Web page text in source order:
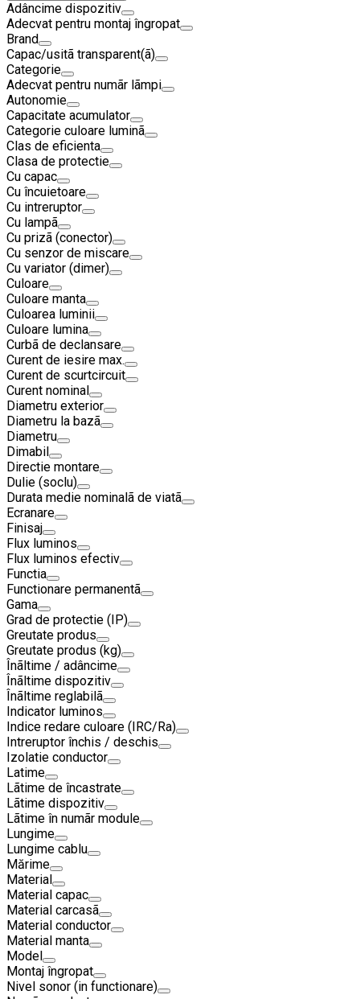
Adâncime dispozitiv
Adecvat pentru montaj îngropat
Brand
Capac/usitã transparent(ã)
Categorie
Adecvat pentru numãr lãmpi
Autonomie
Capacitate acumulator
Categorie culoare luminã
Clas de eficienta
Clasa de protectie
Cu capac
Cu încuietoare
Cu intreruptor
Cu lampã
Cu prizã (conector)
Cu senzor de miscare
Cu variator (dimer)
Culoare
Culoare manta
Culoarea luminii
Culoare lumina
Curbã de declansare
Curent de iesire max.
Curent de scurtcircuit
Curent nominal
Diametru exterior
Diametru la bazã
Diametru
Dimabil
Directie montare
Dulie (soclu)
Durata medie nominalã de viatã
Ecranare
Finisaj
Flux luminos
Flux luminos efectiv
Functia
Functionare permanentã
Gama
Grad de protectie (IP)
Greutate produs
Greutate produs (kg)
Înãltime / adâncime
Înãltime dispozitiv
Înãltime reglabilã
Indicator luminos
Indice redare culoare (IRC/Ra)
Intreruptor închis / deschis
Izolatie conductor
Latime
Lãtime de încastrate
Lãtime dispozitiv
Lãtime în numãr module
Lungime
Lungime cablu
Mărime
Material
Material capac
Material carcasã
Material conductor
Material manta
Model
Montaj îngropat
Nivel sonor (in functionare)